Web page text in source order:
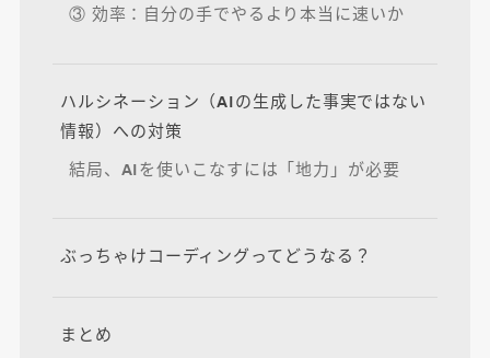
③ 効率：自分の手でやるより本当に速いか
ハルシネーション（AIの生成した事実ではない
情報）への対策
結局、AIを使いこなすには「地力」が必要
ぶっちゃけコーディングってどうなる？
まとめ